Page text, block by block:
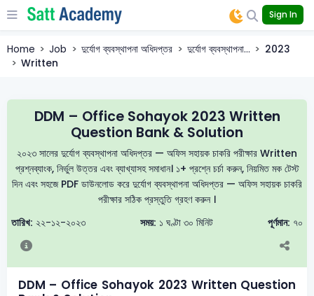
Sign In
Home Job দুর্যোগ ব্যবস্থাপনা অধিদপ্তর দুর্যোগ ব্যবস্থাপনা...
2023
Written
DDM – Office Sohayok 2023 Written
Question Bank & Solution
২০২৩ সালের দুর্যোগ ব্যবস্থাপনা অধিদপ্তর — অফিস সহায়ক চাকরি পরীক্ষার Written
প্রশ্নব্যাংক, নির্ভুল উত্তর এবং ব্যাখ্যাসহ সমাধান। ১+ প্রশ্নে চর্চা করুন, নিয়মিত মক টেস্ট
দিন এবং সহজে PDF ডাউনলোড করে দুর্যোগ ব্যবস্থাপনা অধিদপ্তর — অফিস সহায়ক চাকরি
পরীক্ষার সঠিক প্রস্তুতি গ্রহণ করুন ।
তারিখ: ২২-১২-২০২৩ সময়: ১ ঘণ্টা ৩০ মিনিট পূর্ণমান: ৭০
DDM – Office Sohayok 2023 Written Question